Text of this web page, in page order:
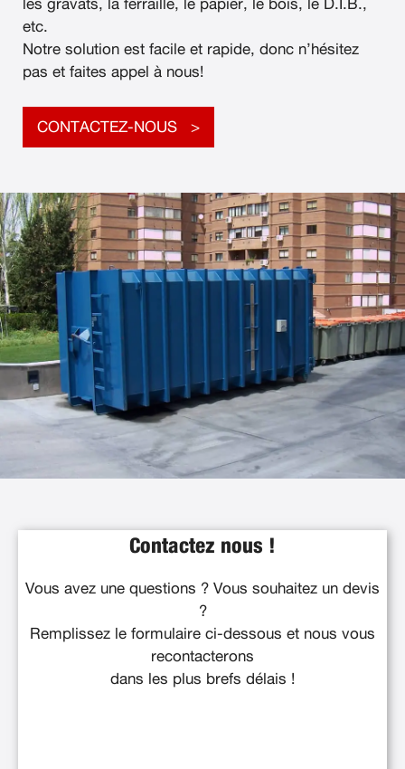
les gravats, la ferraille, le papier, le bois, le D.I.B.,
etc.
Notre solution est facile et rapide, donc n’hésitez
pas et faites appel à nous!
CONTACTEZ-NOUS
Contactez nous !
Vous avez une questions ? Vous souhaitez un devis
?
Remplissez le formulaire ci-dessous et nous vous
recontacterons
dans les plus brefs délais !